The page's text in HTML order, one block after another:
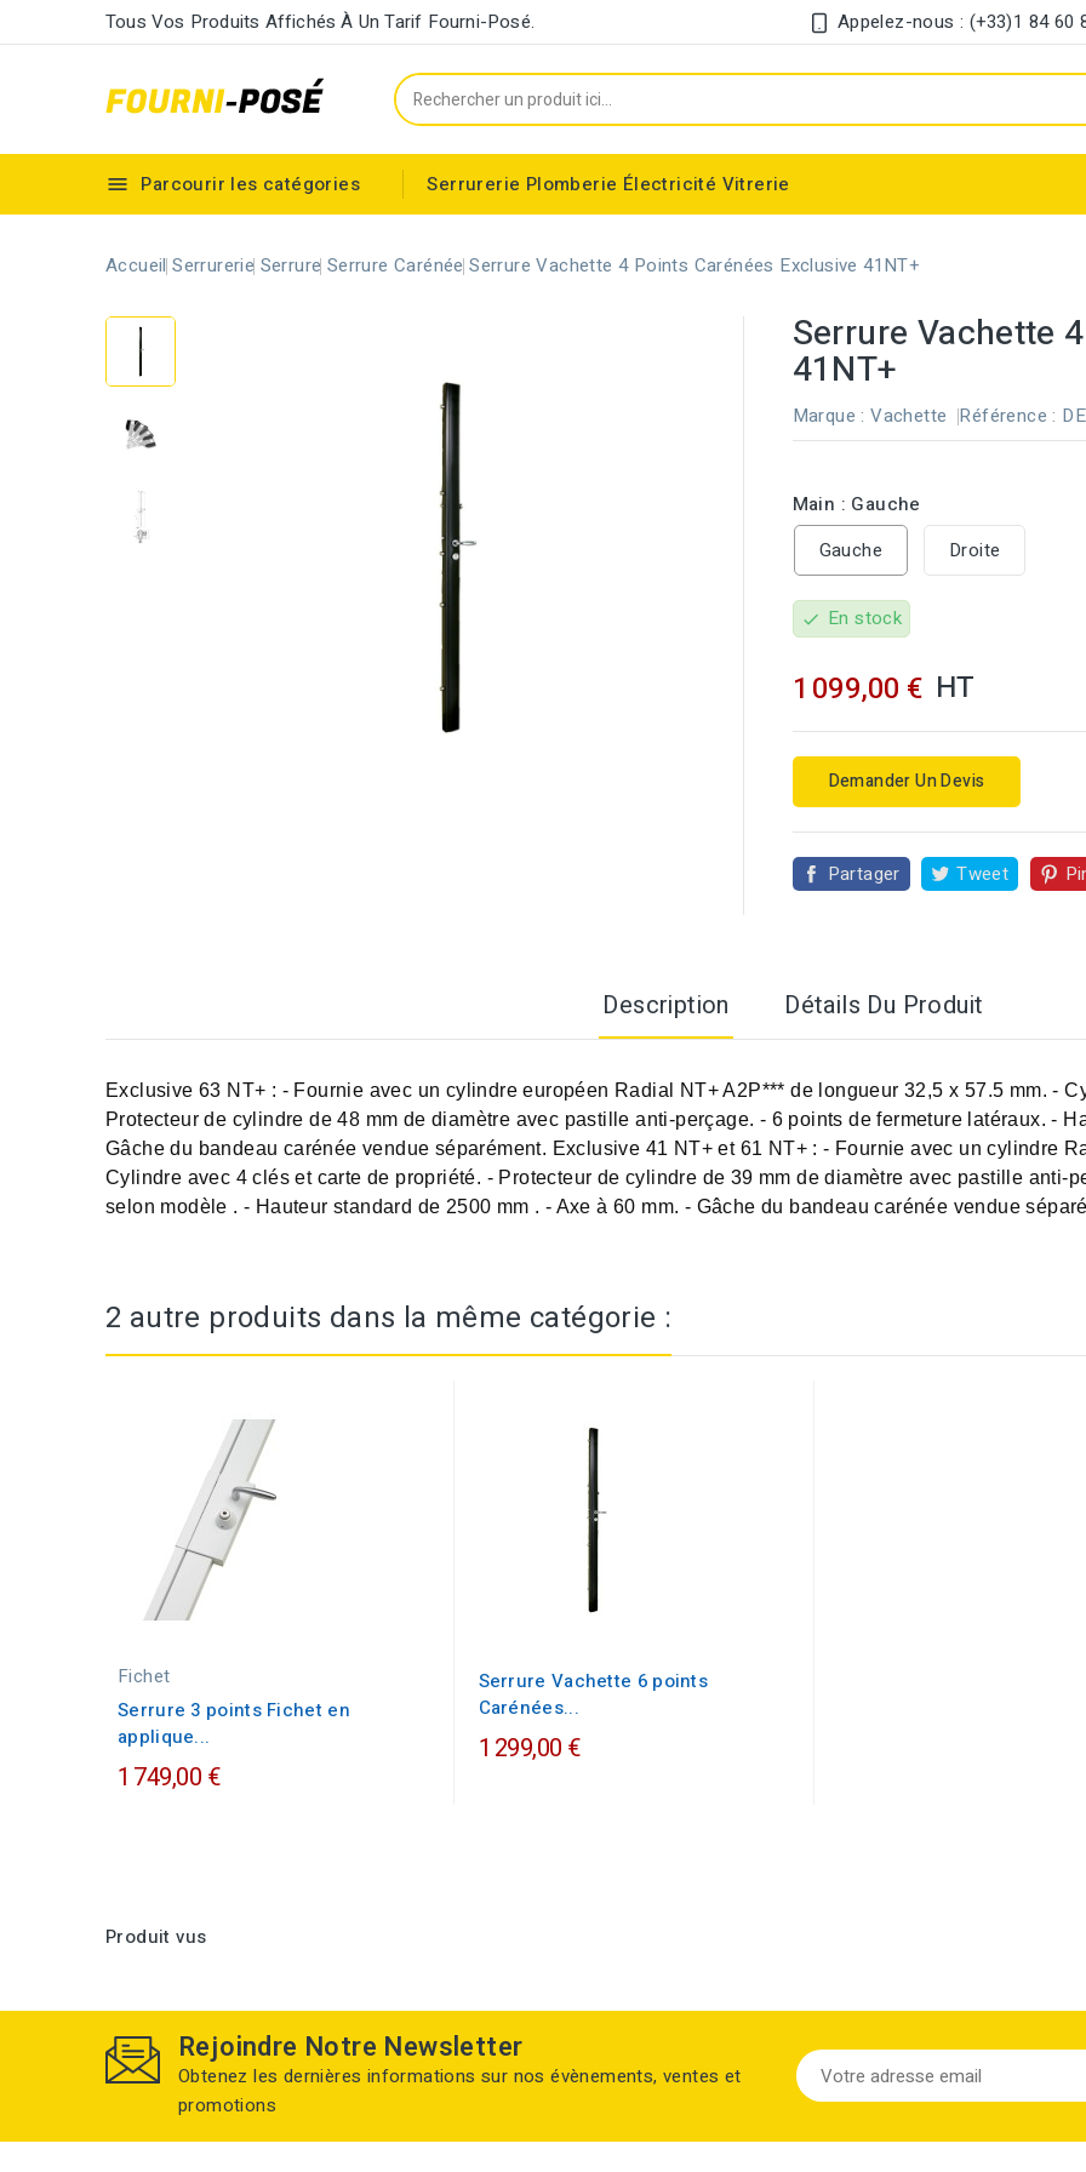
Tous Vos Produits Affichés À Un Tarif Fourni-Posé. Appelez-nous : (+33)1 84 60
 Parcourir les catégories Serrurerie Plomberie Électricité Vitrerie
Accueil Serrurerie Serrure Serrure Carénée Serrure Vachette 4 Points Carénées Exclusive 41NT+
Serrure Vachette
41NT+
Marque : Vachette Référence :
Main : Gauche
Gauche
Droite
check En stock
1 099,00 € HT
Demander Un Devis
Partager Tweet
Description Détails Du Produit
Exclusive 63 NT+ : - Fournie avec un cylindre européen Radial NT+ A2P*** de longueur 32,5 x 57.5 mm. -
Protecteur de cylindre de 48 mm de diamètre avec pastille anti-perçage. - 6 points de fermeture latéraux. -
Gâche du bandeau carénée vendue séparément. Exclusive 41 NT+ et 61 NT+ : - Fournie avec un cylindre
Cylindre avec 4 clés et carte de propriété. - Protecteur de cylindre de 39 mm de diamètre avec pastille anti-
selon modèle . - Hauteur standard de 2500 mm . - Axe à 60 mm. - Gâche du bandeau carénée vendue
2 autre produits dans la même catégorie :
Fichet
Serrure 3 points Fichet en
applique...
1 749,00 €
Serrure Vachette 6 points
Carénées...
1 299,00 €
Produit vus
Rejoindre Notre Newsletter
Obtenez les dernières informations sur nos évènements, ventes et
promotions